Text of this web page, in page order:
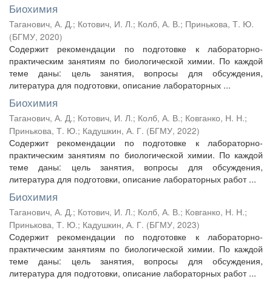
Биохимия
Таганович, А. Д.; Котович, И. Л.; Колб, А. В.; Принькова, Т. Ю.
(БГМУ, 2020)
Содержит рекомендации по подготовке к лабораторно-
практическим занятиям по биологической химии. По каждой
теме даны: цель занятия, вопросы для обсуждения,
литература для подготовки, описание лабораторных ...
Биохимия
Таганович, А. Д.; Котович, И. Л.; Колб, А. В.; Ковганко, Н. Н.;
Принькова, Т. Ю.; Кадушкин, А. Г. (БГМУ, 2022)
Содержит рекомендации по подготовке к лабораторно-
практическим занятиям по биологической химии. По каждой
теме даны: цель занятия, вопросы для обсуждения,
литература для подготовки, описание лабораторных работ ...
Биохимия
Таганович, А. Д.; Котович, И. Л.; Колб, А. В.; Ковганко, Н. Н.;
Принькова, Т. Ю.; Кадушкин, А. Г. (БГМУ, 2023)
Содержит рекомендации по подготовке к лабораторно-
практическим занятиям по биологической химии. По каждой
теме даны: цель занятия, вопросы для обсуждения,
литература для подготовки, описание лабораторных работ ...